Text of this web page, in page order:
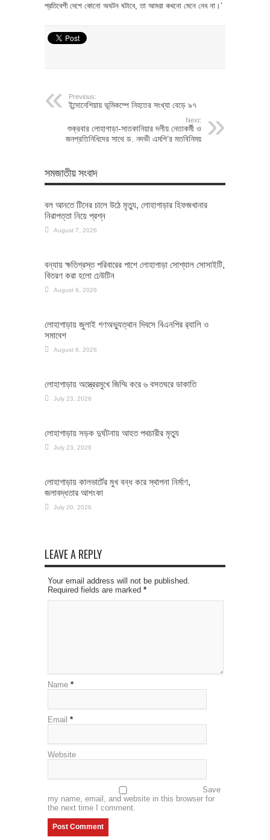
প্রতিবেশী দেশে কোনো অঘটন ঘটাবে, তা আমরা কখনো মেনে নেব না।’
Previous:
ইন্দোনেশিয়ায় ভূমিকম্পে নিহতের সংখ্যা বেড়ে ৯৭
Next:
শুক্রবার লোহাগাড়া-সাতকানিয়ার দলীয় নেতাকর্মী ও
জনপ্রতিনিধিদের সাথে ড. নদভী এমপি’র মতবিনিময়
সমজাতীয় সংবাদ
বল আনতে টিনের চালে উঠে মৃত্যু, লোহাগাড়ার হিফজখানার
নিরাপত্তা নিয়ে প্রশ্ন
August 7, 2026
বন্যায় ক্ষতিগ্রস্ত পরিবারের পাশে লোহাগাড়া সোশ্যাল সোসাইটি,
বিতরণ করা হলো ঢেউটিন
August 6, 2026
লোহাগাড়ায় জুলাই গণঅভ্যুত্থান দিবসে বিএনপির র‌্যালি ও
সমাবেশ
August 6, 2026
লোহাগাড়ায় অস্ত্রেরমুখে জিম্মি করে ৬ বসতঘরে ডাকাতি
July 23, 2026
লোহাগাড়ায় সড়ক দুর্ঘটনায় আহত পথচারীর মৃত্যু
July 23, 2026
লোহাগাড়ায় কালভার্টের মুখ বন্ধ করে স্থাপনা নির্মাণ,
জলাবদ্ধতার আশংকা
July 20, 2026
LEAVE A REPLY
Your email address will not be published.
Required fields are marked *
Name *
Email *
Website
Save
my name, email, and website in this browser for
the next time I comment.